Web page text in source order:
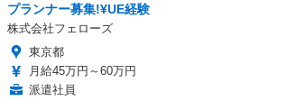
プランナー募集!¥UE経験
株式会社フェローズ
東京都
月給45万円～60万円
派遣社員